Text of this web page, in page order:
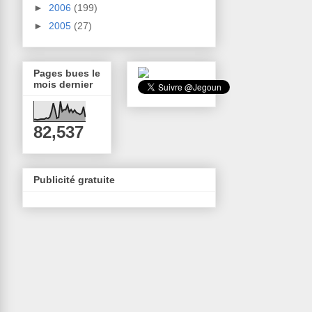
► 2006 (199)
► 2005 (27)
Pages bues le
mois dernier
82,537
Publicité gratuite